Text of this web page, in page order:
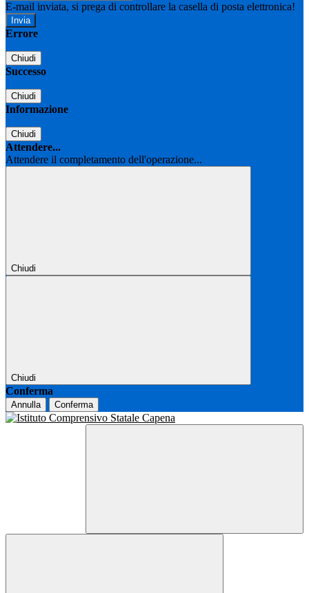
E-mail inviata, si prega di controllare la casella di posta elettronica!
Errore
Chiudi
Successo
Chiudi
Informazione
Chiudi
Attendere...
Attendere il completamento dell'operazione...
Chiudi
Chiudi
Conferma
Annulla Conferma